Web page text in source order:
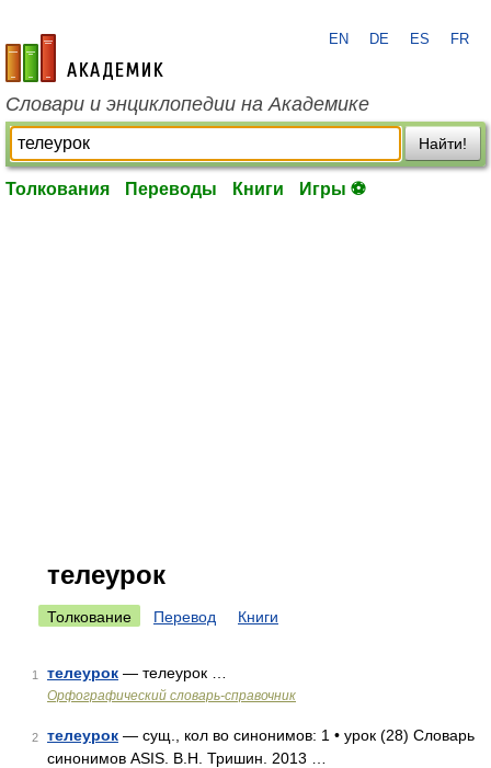
academic.ru
EN DE ES FR
Словари и энциклопедии на Академике
Найти!
Толкования Переводы Книги Игры ⚽
телеурок
Толкование Перевод Книги
1 телеурок — телеурок …
Орфографический словарь-справочник
2 телеурок — сущ., кол во синонимов: 1 • урок (28) Словарь
синонимов ASIS. В.Н. Тришин. 2013 …